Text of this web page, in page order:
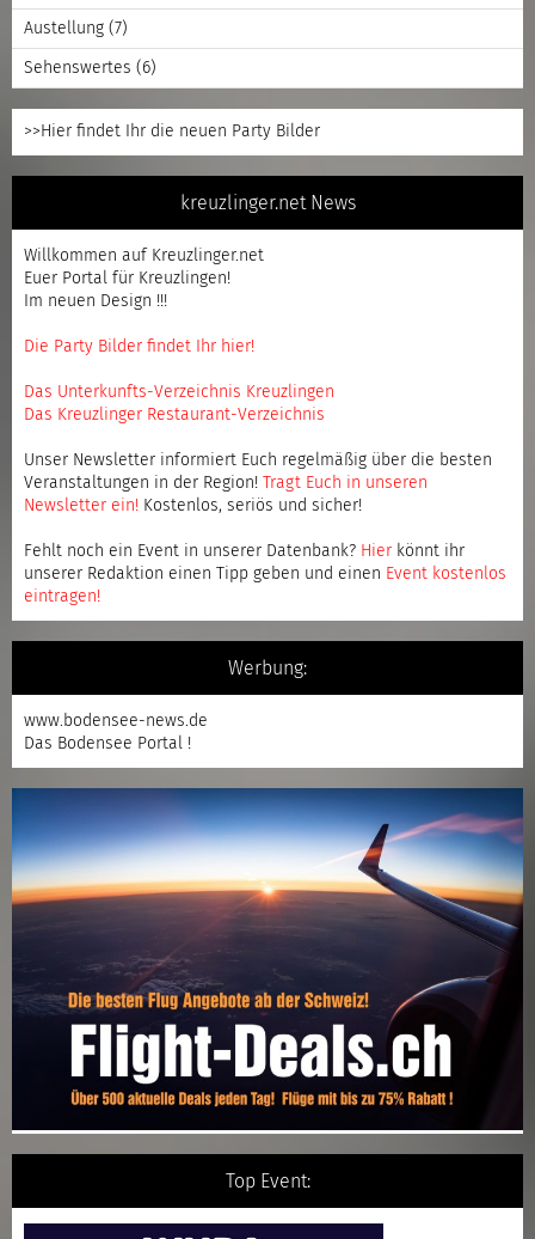
Austellung (7)
Sehenswertes (6)
>>Hier findet Ihr die neuen Party Bilder
kreuzlinger.net News
Willkommen auf Kreuzlinger.net
Euer Portal für Kreuzlingen!
Im neuen Design !!!
Die Party Bilder findet Ihr hier!
Das Unterkunfts-Verzeichnis Kreuzlingen
Das Kreuzlinger Restaurant-Verzeichnis
Unser Newsletter informiert Euch regelmäßig über die besten
Veranstaltungen in der Region!
Tragt Euch in unseren
Newsletter ein! Kostenlos, seriös und sicher!
Fehlt noch ein Event in unserer Datenbank? Hier könnt ihr
unserer Redaktion einen Tipp geben und einen Event kostenlos
eintragen!
Werbung:
www.bodensee-news.de
Das Bodensee Portal !
Top Event: